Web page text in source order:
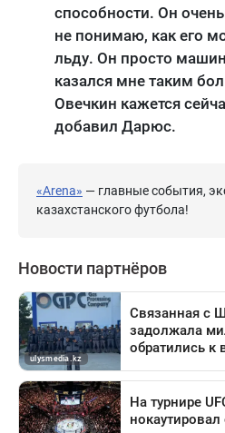
способности. Он
не понимаю, как его
льду. Он просто
казался мне таким
Овечкин кажется
добавил Дарюс.
«Arena» — главные события,
казахстанского футбола!